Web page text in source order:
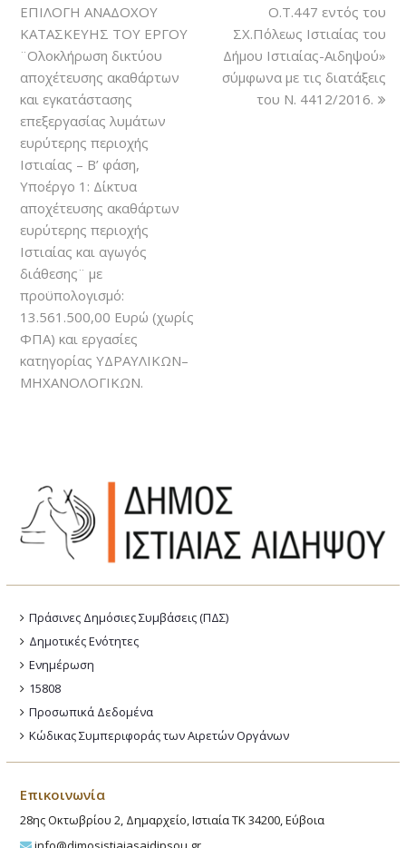
ΕΠΙΛΟΓΗ ΑΝΑΔΟΧΟΥ
ΚΑΤΑΣΚΕΥΗΣ ΤΟΥ ΕΡΓΟΥ
¨Ολοκλήρωση δικτύου
αποχέτευσης ακαθάρτων
και εγκατάστασης
επεξεργασίας λυμάτων
ευρύτερης περιοχής
Ιστιαίας – Β’ φάση,
Υποέργο 1: Δίκτυα
αποχέτευσης ακαθάρτων
ευρύτερης περιοχής
Ιστιαίας και αγωγός
διάθεσης¨ με
προϋπολογισμό:
13.561.500,00 Ευρώ (χωρίς
ΦΠΑ) και εργασίες
κατηγορίας ΥΔΡΑΥΛΙΚΩΝ–
ΜΗΧΑΝΟΛΟΓΙΚΩΝ.
Ο.Τ.447 εντός του
ΣΧ.Πόλεως Ιστιαίας του
Δήμου Ιστιαίας-Αιδηψού»
σύμφωνα με τις διατάξεις
του Ν. 4412/2016.
Πράσινες Δημόσιες Συμβάσεις (ΠΔΣ)
Δημοτικές Ενότητες
Ενημέρωση
15808
Προσωπικά Δεδομένα
Κώδικας Συμπεριφοράς των Αιρετών Οργάνων
Επικοινωνία
28ης Οκτωβρίου 2, Δημαρχείο, Ιστιαία ΤΚ 34200, Εύβοια